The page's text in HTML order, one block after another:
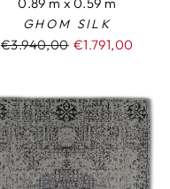
GHOM SILK
Normaler
€3.940,00 Sonderpreis
€1.791,00